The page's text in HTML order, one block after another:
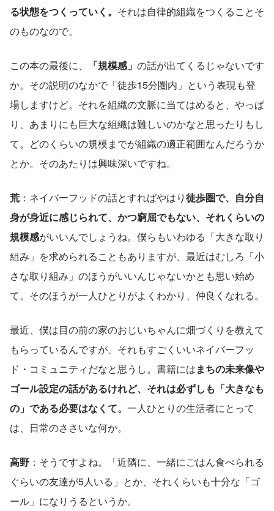
る状態をつくっていく。 それは自律的組織をつくることそ
のものなので。
この本の最後に、 「規模感」 の話が出てくるじゃないです
か。その説明のなかで「徒歩15分圏内」という表現も登
場しますけど。それを組織の文脈に当てはめると、やっぱ
り、あまりにも巨大な組織は難しいのかなと思ったりもし
て。どのくらいの規模までが組織の適正範囲なんだろうか
とか。そのあたりは興味深いですね。
荒 ：ネイバーフッドの話とすればやはり徒歩圏で、自分自
身が身近に感じられて、かつ窮屈でもない、それくらいの
規模感がいいんでしょうね。僕らもいわゆる「大きな取り
組み」を求められることもありますが、最近はむしろ「小
さな取り組み」のほうがいいんじゃないかとも思い始め
て。そのほうが一人ひとりがよくわかり、仲良くなれる。
最近、僕は目の前の家のおじいちゃんに畑づくりを教えて
もらっているんですが、それもすごくいいネイバーフッ
ド・コミュニティだなと思うし。書籍にはまちの未来像や
ゴール設定の話があるけれど、それは必ずしも「大きなも
の」である必要はなくて。 一人ひとりの生活者にとって
は、日常のささいな何か。
高野 ：そうですよね。「近隣に、一緒にごはん食べられる
ぐらいの友達が5人いる」とか、それくらいも十分な「ゴ
ール」になりうるというか。